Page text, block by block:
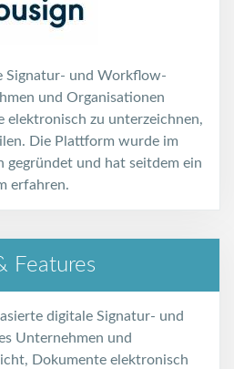
Signatur- und Workflow-
und Organisationen
elektronisch zu unterzeichnen,
Die Plattform wurde im
gegründet und hat seitdem ein
erfahren.
Features
digitale Signatur- und
Unternehmen und
Dokumente elektronisch